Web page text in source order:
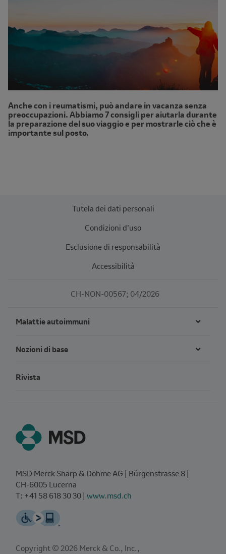
Anche con i reumatismi, può andare in vacanza senza
preoccupazioni. Abbiamo 7 consigli per aiutarla durante
la preparazione del suo viaggio e per mostrarle ciò che è
importante sul posto.
Tutela dei dati personali
Condizioni d’uso
Esclusione di responsabilità
Accessibilità
CH-NON-00567; 04/2026
Malattie autoimmuni
Rivista
Nozioni di base
MSD Merck Sharp & Dohme AG | Bürgenstrasse 8 |
CH‑6005 Lucerna
T: +41 58 618 30 30 | www.msd.ch
Copyright © 2026 Merck & Co., Inc.,